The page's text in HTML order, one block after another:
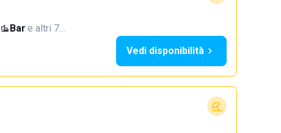
Bar·e altri 7…
Vedi disponibilità